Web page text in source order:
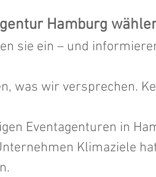
Hamburg
sie ein – und
was wir versprechen.
Eventagenturen in
Klimaziele